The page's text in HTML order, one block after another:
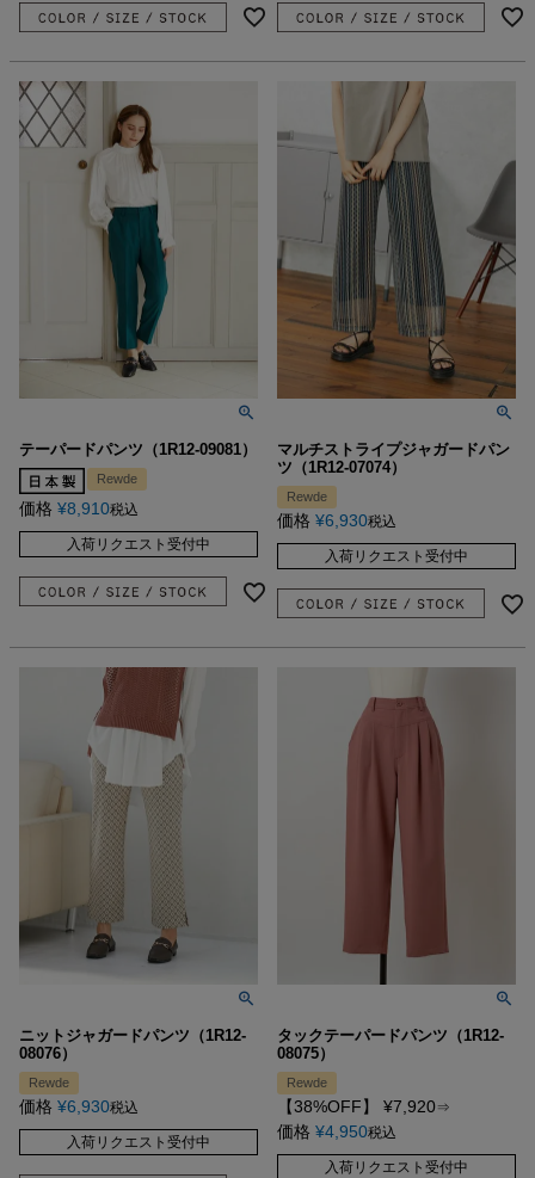
テーパードパンツ（1R12-09081）
Rewde
価格 ¥8,910税込
入荷リクエスト受付中
マルチストライプジャガードパン
ツ（1R12-07074）
Rewde
価格 ¥6,930税込
入荷リクエスト受付中
ニットジャガードパンツ（1R12-
08076）
Rewde
価格 ¥6,930税込
入荷リクエスト受付中
タックテーパードパンツ（1R12-
08075）
Rewde
【38%OFF】 ¥7,920⇒
価格 ¥4,950税込
入荷リクエスト受付中